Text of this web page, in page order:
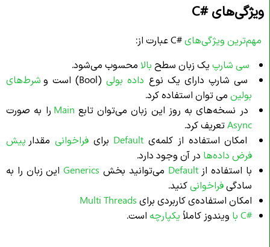
ویژگی‌هایC#
مهم‌ترین ویژگی‌های#C عبارت از:
سی شارپ یک زبان سطح بالا محسوب می‌شود.
سی شارپ دارای یک نوع دادهبولی (Bool) است و
شرط‌های
بولین می توان استفاده کرد.
در نسخه‌های به روز این زبان می‌توان تابع
را به صورت
Asyncتعریف کرد.
امکان استفاده از کلمه‌ی Default برایفراخوانی مقدار پیش
فرض داده‌ها در آن وجود دارد.
با استفاده ازDefault می‌توانید بخش Generics این زبان را به
سادگی فراخوانی کنید.
امکان استفاده‌ی کاربردی برای Multi Threads
#C با
ویندوز کاملاً یکپارچه است.